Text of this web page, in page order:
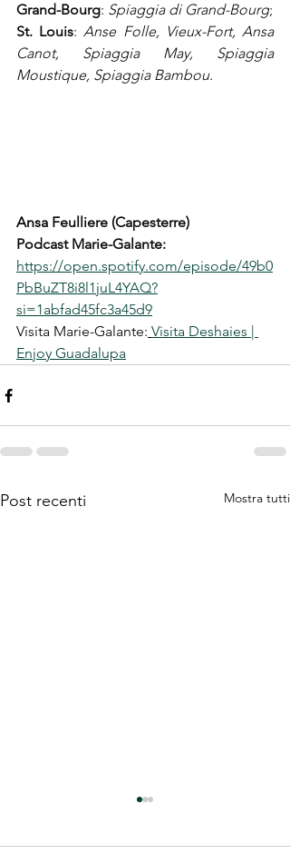
Grand-Bourg: Spiaggia di Grand-Bourg;
St. Louis: Anse Folle, Vieux-Fort, Ansa
Canot, Spiaggia May, Spiaggia
Moustique, Spiaggia Bambou.
Ansa Feulliere (Capesterre)
Podcast Marie-Galante:
https://open.spotify.com/episode/49b0
PbBuZT8i8l1juL4YAQ?
si=1abfad45fc3a45d9
Visita Marie-Galante: Visita Deshaies |
Enjoy Guadalupa
Post recenti Mostra tutti